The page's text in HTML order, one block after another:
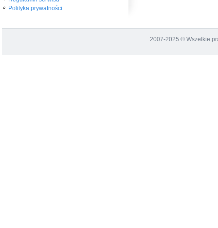
Polityka prywatności
2007-2025 © Wszelkie